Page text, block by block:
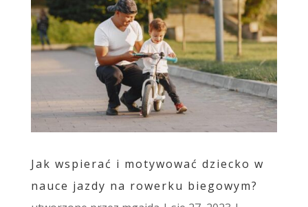
Jak wspierać i motywować dziecko w
nauce jazdy na rowerku biegowym?